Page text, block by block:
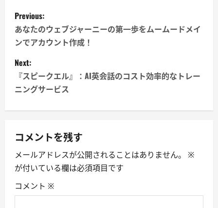
P
o
s
t
n
a
v
i
g
a
Previous:
あなたのウェブジャーニーの第一歩をムームードメイ
ンでアカウント作成！
Next:
『スピークエル』：AI英会話のコスト効率的なトレー
ニングサービス
コメントを残す
メールアドレスが公開されることはありません。
※
が付いている欄は必須項目です
コメント ※